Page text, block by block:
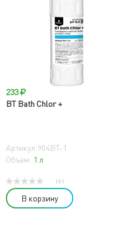
233
BT Bath Chlor +
Артикул:904BT-1
Объем: 1 л
( 0 )
В корзину